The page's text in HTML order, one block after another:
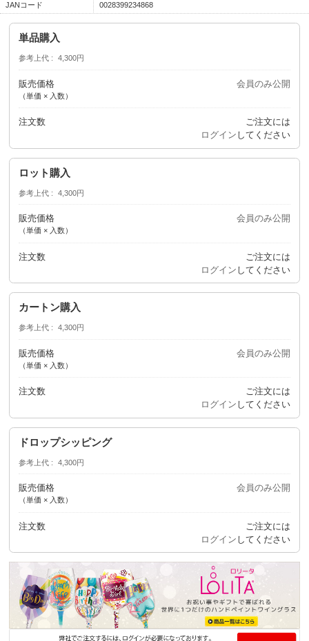
JANコード 0028399234868
単品購入
参考上代 4,300円
販売価格
（単価 × 入数）
会員のみ公開
注文数
ご注文には
ログイン してください
ロット購入
参考上代 4,300円
販売価格
（単価 × 入数）
会員のみ公開
注文数
ご注文には
ログイン してください
カートン購入
参考上代 4,300円
販売価格
（単価 × 入数）
会員のみ公開
注文数
ご注文には
ログイン してください
ドロップシッピング
参考上代 4,300円
販売価格
（単価 × 入数）
会員のみ公開
注文数
ご注文には
ログイン してください